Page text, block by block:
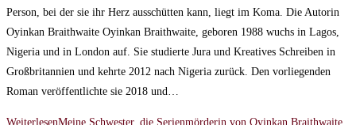
Person, bei der sie ihr Herz ausschütten kann, liegt im Koma. Die Autorin
Oyinkan Braithwaite Oyinkan Braithwaite, geboren 1988 wuchs in Lagos,
Nigeria und in London auf. Sie studierte Jura und Kreatives Schreiben in
Großbritannien und kehrte 2012 nach Nigeria zurück. Den vorliegenden
Roman veröffentlichte sie 2018 und…
WeiterlesenMeine Schwester, die Serienmörderin von Oyinkan Braithwaite